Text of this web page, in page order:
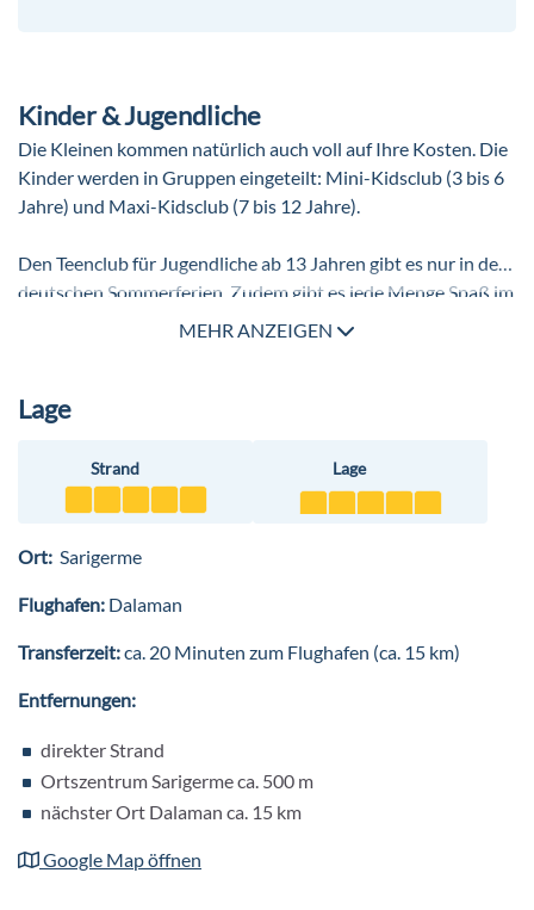
Kinder & Jugendliche
Die Kleinen kommen natürlich auch voll auf Ihre Kosten. Die
Kinder werden in Gruppen eingeteilt: Mini-Kidsclub (3 bis 6
Jahre) und Maxi-Kidsclub (7 bis 12 Jahre).
Den Teenclub für Jugendliche ab 13 Jahren gibt es nur in den
deutschen Sommerferien. Zudem gibt es jede Menge Spaß im
Kinderpool oder im Babypool. Natürlich können sich die
ein Babybett, Strandspielzeug, eine Babybadewanne, ein
Allerkleinsten von 0 bis 3 Jahren können Begleitung eines
Elternteils an einer Kinderspielgruppe teilnehmen. Gegen
Gebühr können Sie einen Babysitter anfragen.
MEHR ANZEIGEN
Lage
Strand Lage
Ort: Sarigerme
Flughafen: Dalaman
Transferzeit:ca. 20 Minuten zum Flughafen (ca. 15 km)
Entfernungen:
direkter Strand
Ortszentrum Sarigerme ca. 500 m
nächster Ort Dalaman ca. 15 km
Google Map öffnen